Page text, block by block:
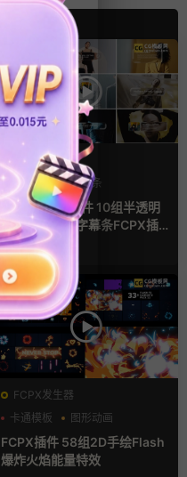
FCPX字幕
商务模板
字幕条
字幕模板
finalcutpro插件 10组半透明
磨砂液态玻璃字幕条FCPX插
件1周前
FCPX发生器
卡通模板
图形动画
手绘风
FCPX插件 58组2D手绘Flash
爆炸火焰能量特效